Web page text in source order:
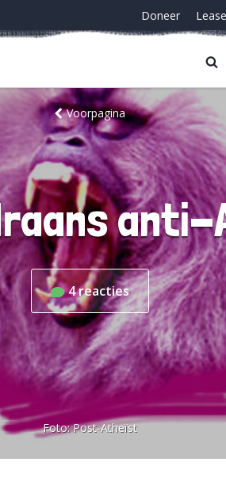
Doneer
Voorpagina
anti-
4reacties
Foto:Post-Atheïst